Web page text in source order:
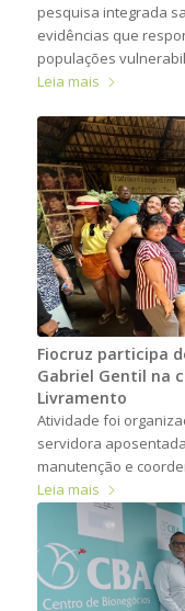
pesquisa integrada
evidências que
populações
Leia mais
Fiocruz participa
Gabriel Gentil na
Livramento
Atividade foi
servidora
manutenção e
Leia mais